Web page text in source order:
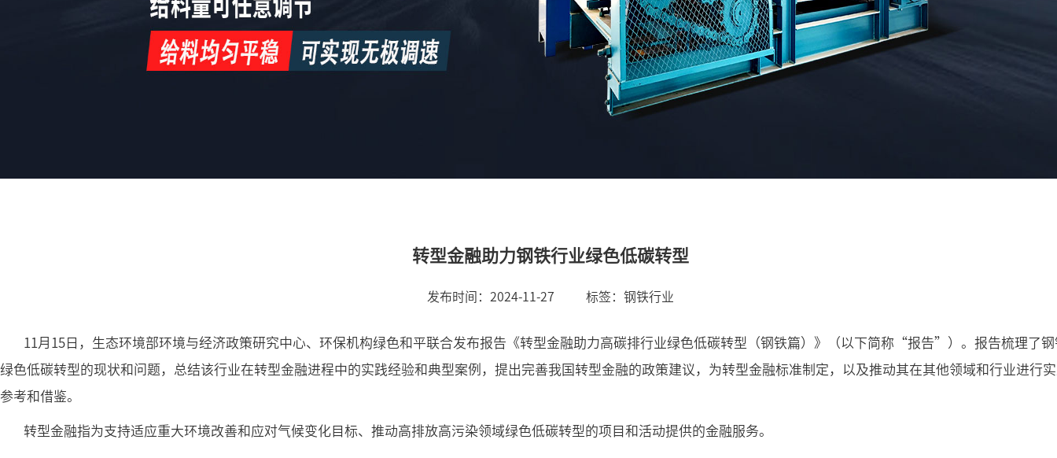
转型金融助力钢铁行业绿色低碳转型
发布时间： 2024-11-27 标签： 钢铁行业
11月15日，生态环境部环境与经济政策研究中心、环保机构绿色和平联合发布报告《转型金融助力高碳排行业绿色低碳转型（钢铁篇）》（以下简称“报告”）。报告梳理了
绿色低碳转型的现状和问题，总结该行业在转型金融进程中的实践经验和典型案例，提出完善我国转型金融的政策建议，为转型金融标准制定，以及推动其在其他领域和行业进行
参考和借鉴。
转型金融指为支持适应重大环境改善和应对气候变化目标、推动高排放高污染领域绿色低碳转型的项目和活动提供的金融服务。